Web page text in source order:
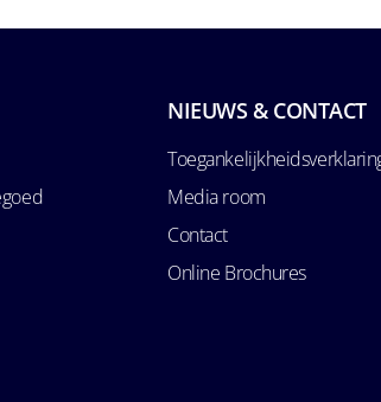
NIEUWS & CONTACT
Media room
Contact
Online Brochures